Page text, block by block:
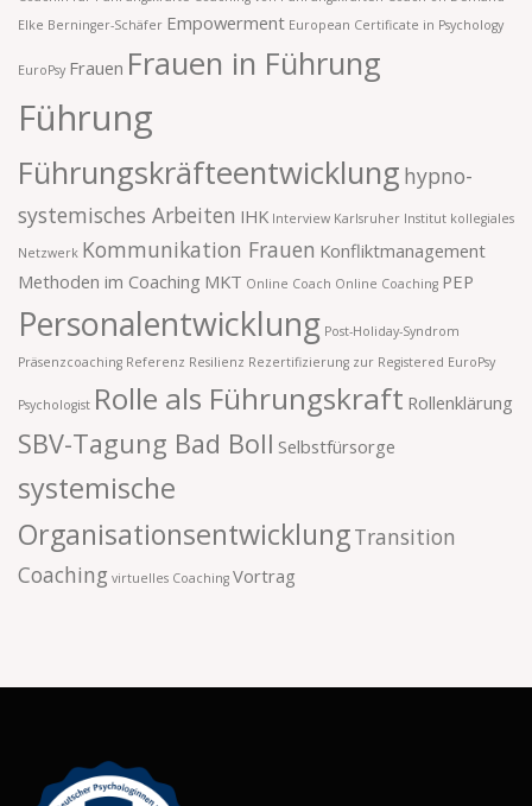
Elke Berninger-Schäfer Empowerment European Certificate in Psychology
EuroPsy Frauen Frauen in Führung
Führung
Führungskräfteentwicklung hypno-
systemisches Arbeiten IHK Interview Karlsruher Institut kollegiales
Netzwerk Kommunikation Frauen Konfliktmanagement
Methoden im Coaching MKT Online Coach Online Coaching PEP
Personalentwicklung Post-Holiday-Syndrom
Präsenzcoaching Referenz Resilienz Rezertifizierung zur Registered EuroPsy
Psychologist Rolle als Führungskraft Rollenklärung
SBV-Tagung Bad Boll Selbstfürsorge
systemische
OrganisationsentwicklungTransition
Coaching virtuelles Coaching Vortrag